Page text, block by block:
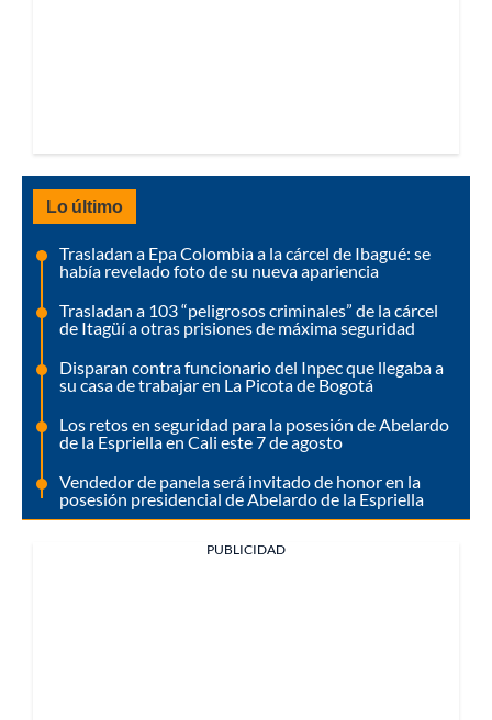
Lo último
Trasladan a Epa Colombia a la cárcel de Ibagué: se
había revelado foto de su nueva apariencia
Trasladan a 103 “peligrosos criminales” de la cárcel
de Itagüí a otras prisiones de máxima seguridad
Disparan contra funcionario del Inpec que llegaba a
su casa de trabajar en La Picota de Bogotá
Los retos en seguridad para la posesión de Abelardo
de la Espriella en Cali este 7 de agosto
Vendedor de panela será invitado de honor en la
posesión presidencial de Abelardo de la Espriella
PUBLICIDAD